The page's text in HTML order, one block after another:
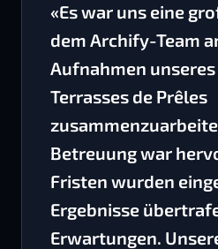
«Es war uns eine
dem Archify-Team
Aufnahmen
Terrasses de Prêles
Betreuung war
Fristen wurden
Ergebnisse
Erwartungen.